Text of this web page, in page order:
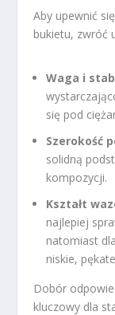
Aby upewnić
bukietu, zwróć
Waga i
się pod
Szerokość
solidną
kompozycji.
Kształt
najlepiej
natomiast
niskie,
Dobór
kluczowy dla